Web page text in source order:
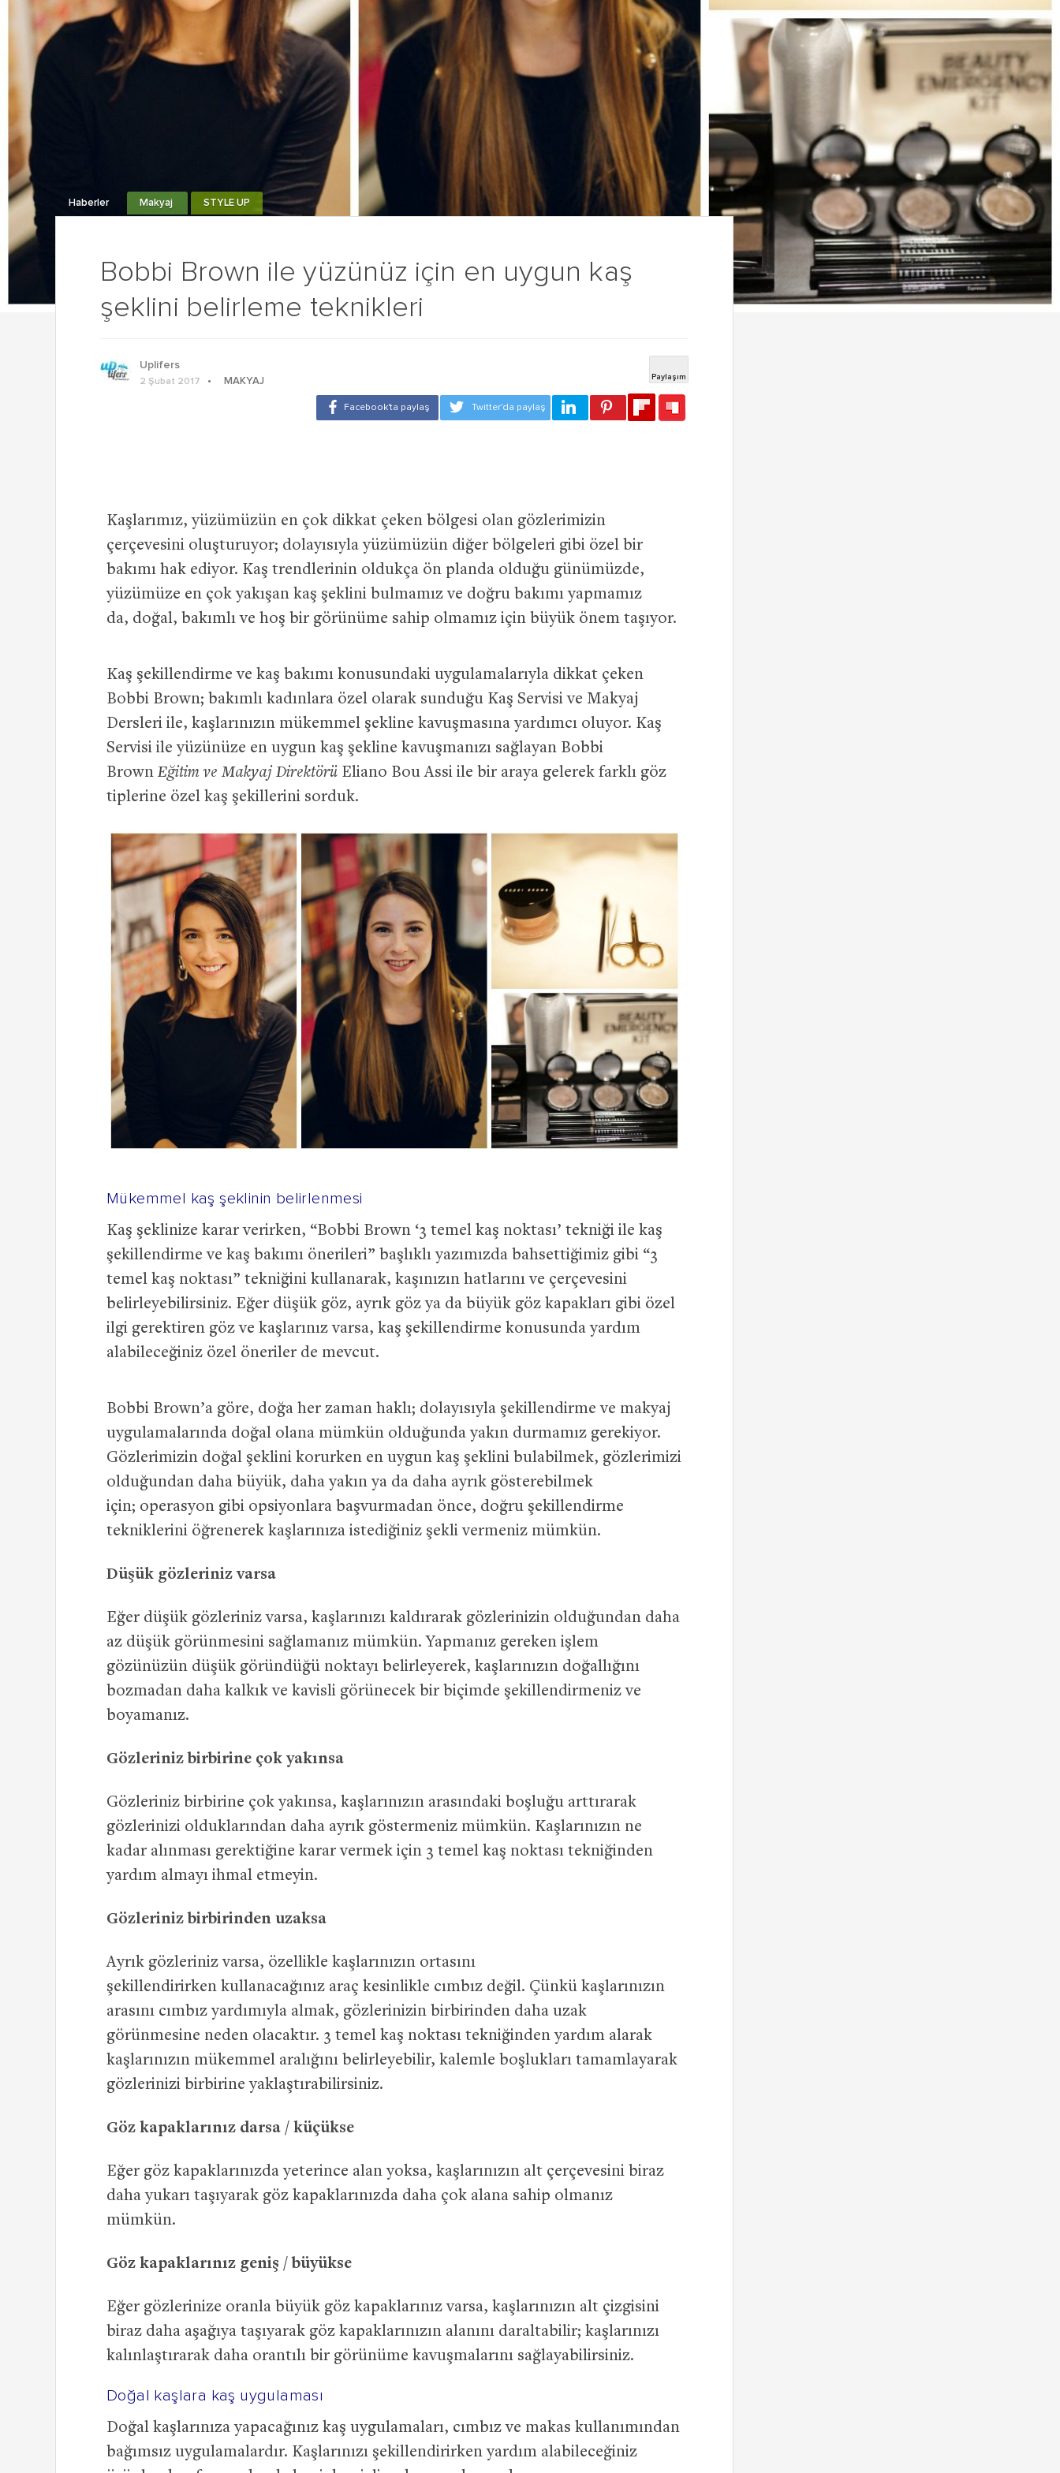
Bobbi Brown ile yüzünüz için en uygun kaş
şeklini belirleme teknikleri
Haberler Makyaj STYLE UP
Uplifers
2 Şubat 2017 MAKYAJ
Kaşlarımız, yüzümüzün en çok dikkat çeken bölgesi olan gözlerimizin
çerçevesini oluşturuyor; dolayısıyla yüzümüzün diğer bölgeleri gibi özel bir
bakımı hak ediyor. Kaş trendlerinin oldukça ön planda olduğu günümüzde,
yüzümüze en çok yakışan kaş şeklini bulmamız ve doğru bakımı yapmamız
da, doğal, bakımlı ve hoş bir görünüme sahip olmamız için büyük önem taşıyor.
Kaş şekillendirme ve kaş bakımı konusundaki uygulamalarıyla dikkat çeken
Bobbi Brown; bakımlı kadınlara özel olarak sunduğu Kaş Servisi ve Makyaj
Dersleri ile, kaşlarınızın mükemmel şekline kavuşmasına yardımcı oluyor. Kaş
Servisi ile yüzünüze en uygun kaş şekline kavuşmanızı sağlayan Bobbi
Brown Eğitim ve Makyaj Direktörü Eliano Bou Assi ile bir araya gelerek farklı göz
tiplerine özel kaş şekillerini sorduk.
Mükemmel kaş şeklinin belirlenmesi
Kaş şeklinize karar verirken, “Bobbi Brown ‘3 temel kaş noktası’ tekniği ile kaş
şekillendirme ve kaş bakımı önerileri” başlıklı yazımızda bahsettiğimiz gibi “3
temel kaş noktası” tekniğini kullanarak, kaşınızın hatlarını ve çerçevesini
belirleyebilirsiniz. Eğer düşük göz, ayrık göz ya da büyük göz kapakları gibi özel
ilgi gerektiren göz ve kaşlarınız varsa, kaş şekillendirme konusunda yardım
alabileceğiniz özel öneriler de mevcut.
Bobbi Brown’a göre, doğa her zaman haklı; dolayısıyla şekillendirme ve makyaj
uygulamalarında doğal olana mümkün olduğunda yakın durmamız gerekiyor.
Gözlerimizin doğal şeklini korurken en uygun kaş şeklini bulabilmek, gözlerimizi
olduğundan daha büyük, daha yakın ya da daha ayrık gösterebilmek
için; operasyon gibi opsiyonlara başvurmadan önce, doğru şekillendirme
tekniklerini öğrenerek kaşlarınıza istediğiniz şekli vermeniz mümkün.
Düşük gözleriniz varsa
Eğer düşük gözleriniz varsa, kaşlarınızı kaldırarak gözlerinizin olduğundan daha
az düşük görünmesini sağlamanız mümkün. Yapmanız gereken işlem
gözünüzün düşük göründüğü noktayı belirleyerek, kaşlarınızın doğallığını
bozmadan daha kalkık ve kavisli görünecek bir biçimde şekillendirmeniz ve
boyamanız.
Gözleriniz birbirine çok yakınsa
Gözleriniz birbirine çok yakınsa, kaşlarınızın arasındaki boşluğu arttırarak
gözlerinizi olduklarından daha ayrık göstermeniz mümkün. Kaşlarınızın ne
kadar alınması gerektiğine karar vermek için 3 temel kaş noktası tekniğinden
yardım almayı ihmal etmeyin.
Gözleriniz birbirinden uzaksa
Ayrık gözleriniz varsa, özellikle kaşlarınızın ortasını
şekillendirirken kullanacağınız araç kesinlikle cımbız değil. Çünkü kaşlarınızın
arasını cımbız yardımıyla almak, gözlerinizin birbirinden daha uzak
görünmesine neden olacaktır. 3 temel kaş noktası tekniğinden yardım alarak
kaşlarınızın mükemmel aralığını belirleyebilir, kalemle boşlukları tamamlayarak
gözlerinizi birbirine yaklaştırabilirsiniz.
Göz kapaklarınız darsa / küçükse
Eğer göz kapaklarınızda yeterince alan yoksa, kaşlarınızın alt çerçevesini biraz
daha yukarı taşıyarak göz kapaklarınızda daha çok alana sahip olmanız
mümkün.
Göz kapaklarınız geniş / büyükse
Eğer gözlerinize oranla büyük göz kapaklarınız varsa, kaşlarınızın alt çizgisini
biraz daha aşağıya taşıyarak göz kapaklarınızın alanını daraltabilir; kaşlarınızı
kalınlaştırarak daha orantılı bir görünüme kavuşmalarını sağlayabilirsiniz.
Doğal kaşlara kaş uygulaması
Doğal kaşlarınıza yapacağınız kaş uygulamaları, cımbız ve makas kullanımından
bağımsız uygulamalardır. Kaşlarınızı şekillendirirken yardım alabileceğiniz